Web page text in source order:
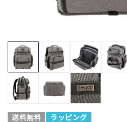
送料無料 ラッピング